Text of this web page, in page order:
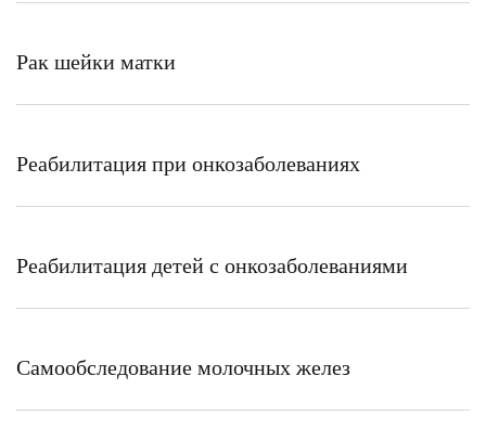
Рак шейки матки
Реабилитация при онкозаболеваниях
Реабилитация детей с онкозаболеваниями
Самообследование молочных желез